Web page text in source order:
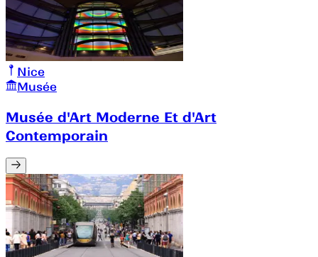
Nice
Musée
Musée d'Art Moderne Et d'Art
Contemporain